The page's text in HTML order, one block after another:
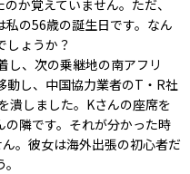
か覚えていません。ただ、
の56歳の誕生日です。なん
しょうか？
し、次の乗継地の南アフリ
動し、中国協力業者のT・R社
潰しました。Kさんの座席を
隣です。それが分かった時
。彼女は海外出張の初心者だ